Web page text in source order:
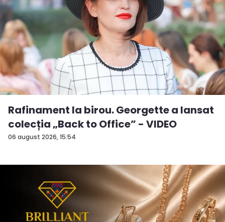
06 august 2026, 15:54
Rafinament la birou. Georgette a lansat
colecția „Back to Office” - VIDEO